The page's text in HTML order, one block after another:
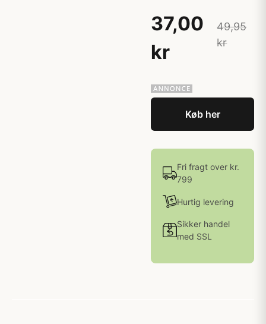
37,00
kr
49,95
kr
Køb her
Fri fragt over kr.
799
Hurtig levering
Sikker handel
med SSL